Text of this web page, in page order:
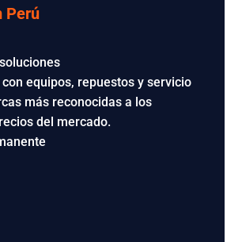
Perú
equipos, repuestos y servicio
más reconocidas a los
del mercado.